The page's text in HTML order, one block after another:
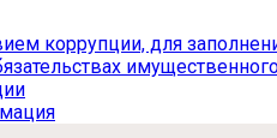
коррупции, для